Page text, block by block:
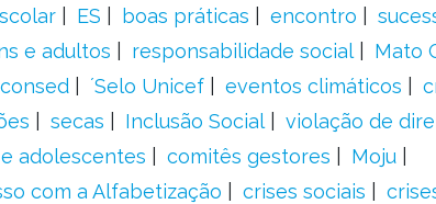
ES boas práticas encontro
e adultos responsabilidade social Mato
consed ´Selo Unicef eventos climáticos
secas Inclusão Social
violação de
adolescentes
comitês gestores
Moju
com a Alfabetização
crises sociais